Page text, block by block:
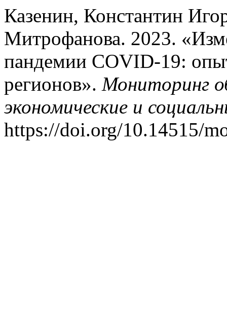
Казенин, Константин
Митрофанова. 2023.
пандемии COVID-19:
регионов». Мониторинг
экономические и
https://doi.org/10.14515/